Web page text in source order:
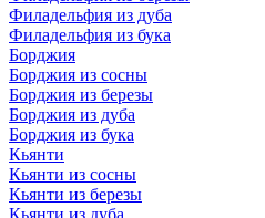
Филадельфия из дуба
Филадельфия из бука
Борджия
Борджия из сосны
Борджия из березы
Борджия из дуба
Борджия из бука
Кьянти
Кьянти из сосны
Кьянти из березы
Кьянти из дуба